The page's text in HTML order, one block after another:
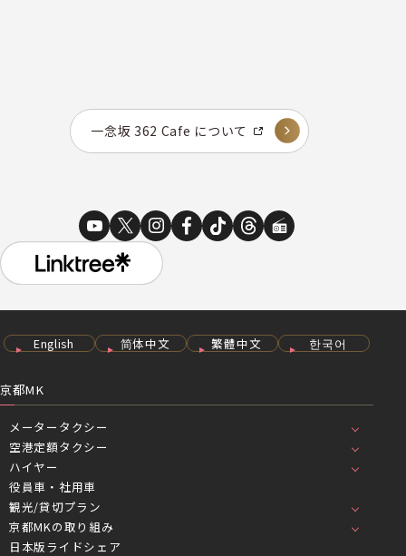
一念坂 362 Cafe について
English 简体中文 繁體中文 한국어
京都MK
メータータクシー
空港定額タクシー
ハイヤー
役員車・社用車
観光/貸切プラン
京都MKの取り組み
日本版ライドシェア